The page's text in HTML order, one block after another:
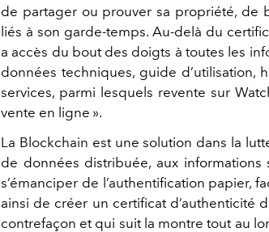
de partager ou prouver sa propriété, de
liés à son garde-temps. Au-delà du
a accès du bout des doigts à toutes les
données techniques, guide d’utilisation,
services, parmi lesquels revente sur
vente en ligne ».
La Blockchain est une solution dans la
de données distribuée, aux
s’émanciper de l’authentification papier,
ainsi de créer un certificat d’authenticité
contrefaçon et qui suit la montre tout au